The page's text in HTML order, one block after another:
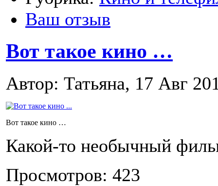
Ваш отзыв
Вот такое кино …
Автор: Татьяна, 17 Авг
Вот такое кино …
Какой-то необычный
Просмотров: 423